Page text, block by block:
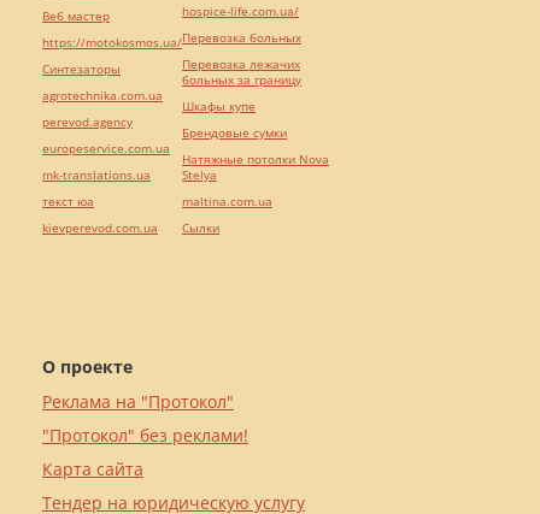
О проекте
Реклама на "Протокол"
"Протокол" без реклами!
Карта сайта
Тендер на юридическую услугу
Веб мастер
https://motokosmos.ua/
Синтезаторы
agrotechnika.com.ua
perevod.agency
europeservice.com.ua
mk-translations.ua
текст юа
kievperevod.com.ua
hospice-life.com.ua/
Перевозка больных
Перевозка лежачих
больных за границу
Шкафы купе
Брендовые сумки
Натяжные потолки Nova
Stelya
maltina.com.ua
Cылки